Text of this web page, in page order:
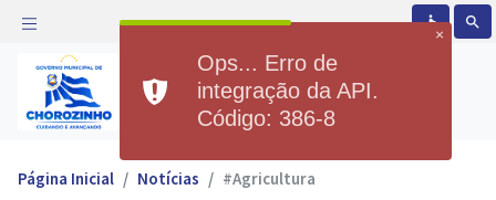
accessible search
Prefeitura Municipal de
Chorozinho
Página Inicial Notícias #Agricultura
×
Ops... Erro de
integração da API.
Código: 386-8